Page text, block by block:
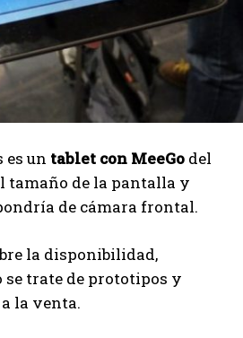
es un tablet con MeeGo del
tamaño de la pantalla y
de cámara frontal.
la disponibilidad,
se trate de prototipos y
la venta.